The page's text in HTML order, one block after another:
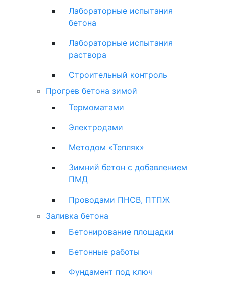
Лабораторные испытания
бетона
Лабораторные испытания
раствора
Строительный контроль
Прогрев бетона зимой
Термоматами
Электродами
Методом «Тепляк»
Зимний бетон с добавлением
ПМД
Проводами ПНСВ, ПТПЖ
Заливка бетона
Бетонирование площадки
Бетонные работы
Фундамент под ключ